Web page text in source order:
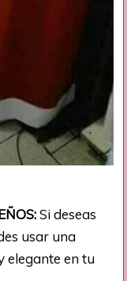
Si deseas
usar una
elegante en tu